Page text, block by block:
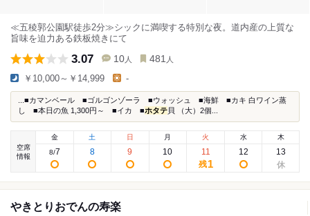
≪五稜郭公園駅徒歩2分≫シックに満喫する特別な夜。道内産の上質な
旨味を迫力ある鉄板焼きにて
3.07 10 人 481 人
￥10,000～￥14,999 -
...■カマンベール ■ゴルゴンゾーラ ■ウォッシュ ■海鮮 ■カキ 白ワイン蒸
し ■本日の魚 1,300円～ ■イカ ■ホタテ 貝 （大）2個...
空席
情報
金
8/7
土
8
日
9
月
10
火
11
残1
水
12
木
13
やきとりおでんの寿楽